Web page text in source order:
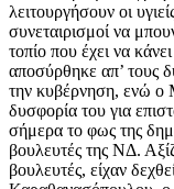
λειτουργήσουν οι
συνεταιρισμοί να
τοπίο που έχει να
αποσύρθηκε απ’ τους
την κυβέρνηση, ενώ ο
δυσφορία του για
σήμερα το φως της
βουλευτές της ΝΔ.
βουλευτές, είχαν